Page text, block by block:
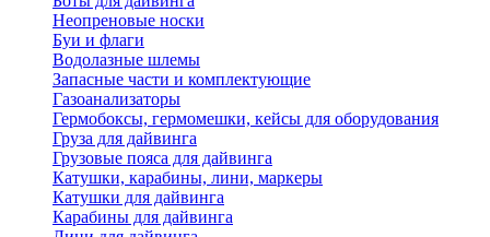
Неопреновые носки
Буи и флаги
Водолазные шлемы
Запасные части и комплектующие
Газоанализаторы
Гермобоксы, гермомешки, кейсы для оборудования
Груза для дайвинга
Грузовые пояса для дайвинга
Катушки, карабины, лини, маркеры
Катушки для дайвинга
Карабины для дайвинга